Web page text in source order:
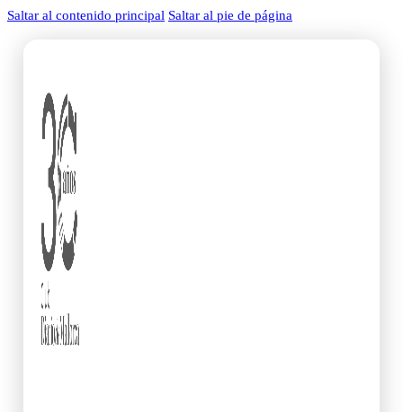
Saltar al contenido principal Saltar al pie de página